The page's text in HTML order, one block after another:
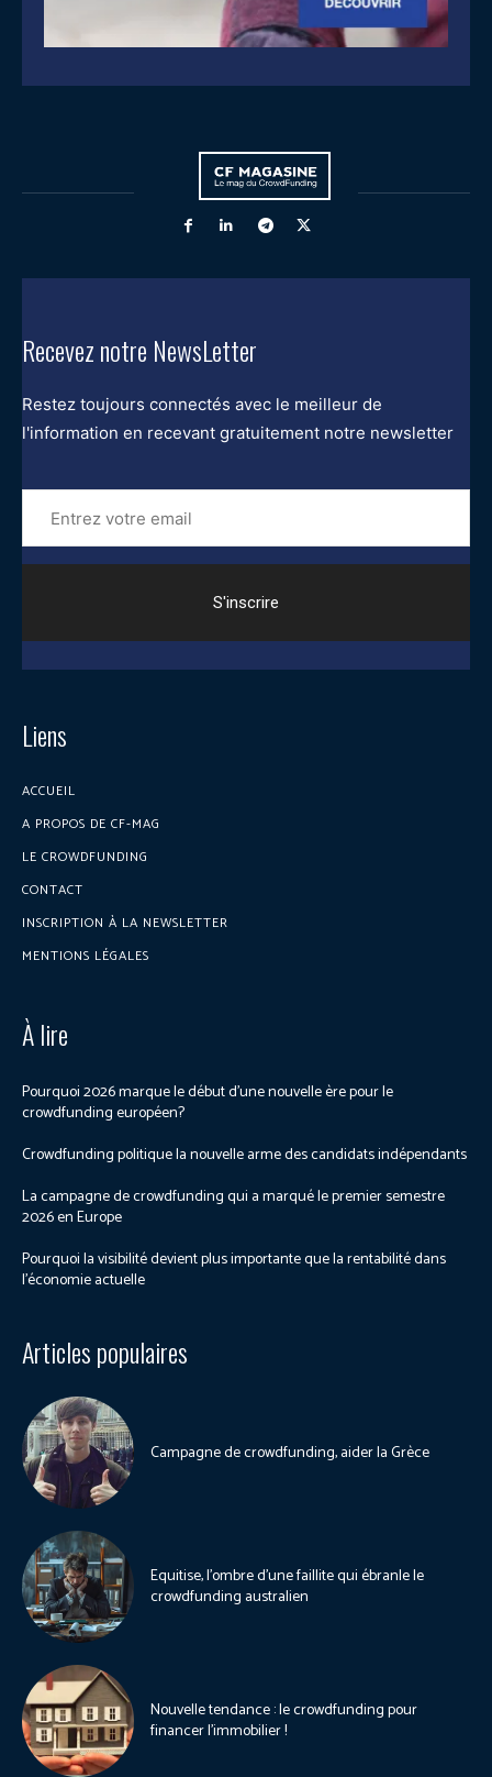
Recevez notre NewsLetter
Restez toujours connectés avec le meilleur de
l'information en recevant gratuitement notre newsletter
Entrez
votre
email
Liens
ACCUEIL
A PROPOS DE CF-MAG
LE CROWDFUNDING
CONTACT
INSCRIPTION À LA NEWSLETTER
MENTIONS LÉGALES
À lire
Pourquoi 2026 marque le début d’une nouvelle ère pour le
crowdfunding européen?
Crowdfunding politique la nouvelle arme des candidats indépendants
La campagne de crowdfunding qui a marqué le premier semestre
2026 en Europe
Pourquoi la visibilité devient plus importante que la rentabilité dans
l’économie actuelle
Articles populaires
Campagne de crowdfunding, aider la Grèce
Equitise, l’ombre d’une faillite qui ébranle le
crowdfunding australien
Nouvelle tendance : le crowdfunding pour
financer l’immobilier !